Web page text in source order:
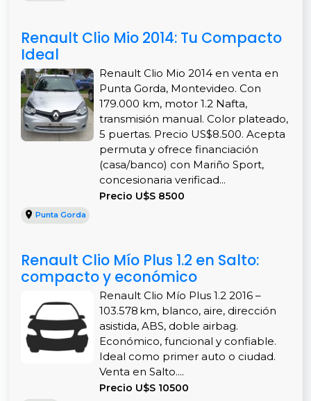
Renault Clio Mio 2014: Tu Compacto
Ideal
Renault Clio Mio 2014 en venta en
Punta Gorda, Montevideo. Con
179.000 km, motor 1.2 Nafta,
transmisión manual. Color plateado,
5 puertas. Precio US$8.500. Acepta
permuta y ofrece financiación
(casa/banco) con Mariño Sport,
concesionaria verificad...
Precio U$S 8500
Punta Gorda
Renault Clio Mío Plus 1.2 en Salto:
compacto y económico
Renault Clio Mío Plus 1.2 2016 –
103.578 km, blanco, aire, dirección
asistida, ABS, doble airbag.
Económico, funcional y confiable.
Ideal como primer auto o ciudad.
Venta en Salto....
Precio U$S 10500